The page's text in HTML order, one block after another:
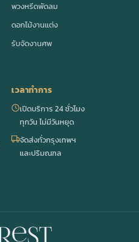
พวงหรีดพัดลม
ดอกไม้งานแต่ง
รับจัดงานศพ
เวลาทำการ
เปิดบริการ 24 ชั่วโมง
ทุกวัน ไม่มีวันหยุด
จัดส่งทั่วกรุงเทพฯ
และปริมณฑล